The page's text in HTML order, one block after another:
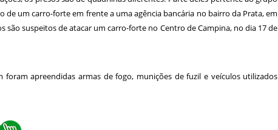
um carro-forte em frente a uma agência bancária no bairro da Prata, em
são suspeitos de atacar um carro-forte no Centro de Campina, no dia 17 de
foram apreendidas armas de fogo, munições de fuzil e veículos utilizados